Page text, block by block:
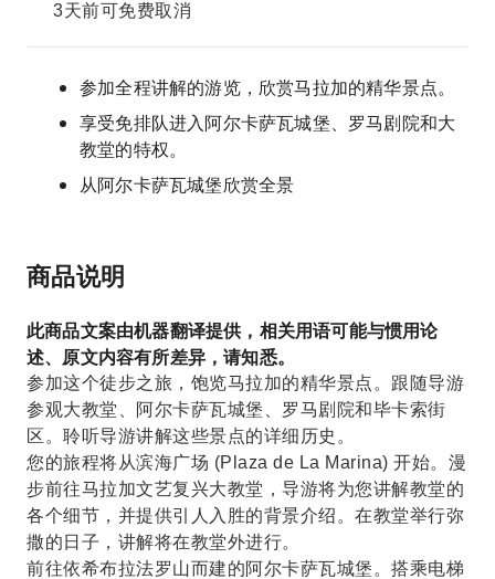
3天前可免费取消
参加全程讲解的游览，欣赏马拉加的精华景点。
享受免排队进入阿尔卡萨瓦城堡、罗马剧院和大
教堂的特权。
从阿尔卡萨瓦城堡欣赏全景
商品说明
此商品文案由机器翻译提供，相关用语可能与惯用论
述、原文内容有所差异，请知悉。
参加这个徒步之旅，饱览马拉加的精华景点。跟随导游
参观大教堂、阿尔卡萨瓦城堡、罗马剧院和毕卡索街
区。聆听导游讲解这些景点的详细历史。
您的旅程将从滨海广场 (Plaza de La Marina) 开始。漫
步前往马拉加文艺复兴大教堂，导游将为您讲解教堂的
各个细节，并提供引人入胜的背景介绍。在教堂举行弥
撒的日子，讲解将在教堂外进行。
前往依希布拉法罗山而建的阿尔卡萨瓦城堡。搭乘电梯